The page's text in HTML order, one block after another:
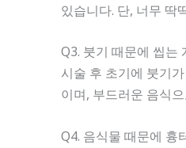
있습니다. 단, 너무 딱
Q3. 붓기 때문에 씹는
시술 후 초기에 붓기
이며, 부드러운 음식
Q4. 음식물 때문에 흉